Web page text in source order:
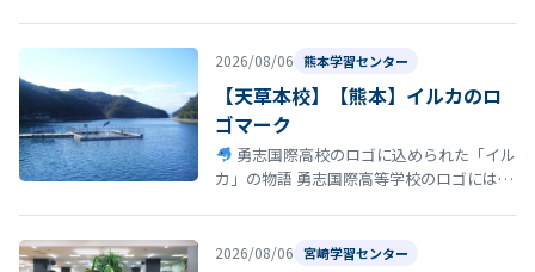
2026/08/06 熊本学習センター
【天草本校】【熊本】イルカのロ
ゴマーク
勇志国際高校のロゴに込められた「イル
カ」の物語 勇志国際高等学校のロゴには、
2026/08/06 宮崎学習センター